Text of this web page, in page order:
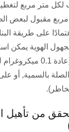
لكل متر مربع
مربع مقبول لبعض
على طريقة
الهوية يمكن
عتبات التأهيل (عادة
بالسمية, أو
من تأهيل